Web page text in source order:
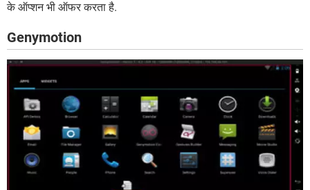
के ऑप्शन भी ऑफर करता है.
Genymotion